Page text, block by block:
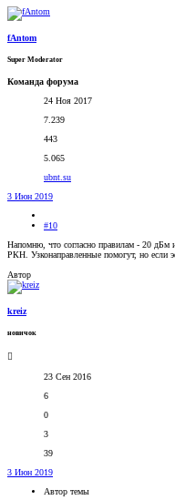
fAntom
Super Moderator
Команда форума
24 Ноя 2017
7.239
443
5.065
ubnt.su
3 Июн 2019
#10
Напомню, что согласно правилам - 20 дБм
РКН. Узконаправленные помогут, но если
Автор
kreiz
новичок
23 Сен 2016
6
0
3
39
3 Июн 2019
Автор темы